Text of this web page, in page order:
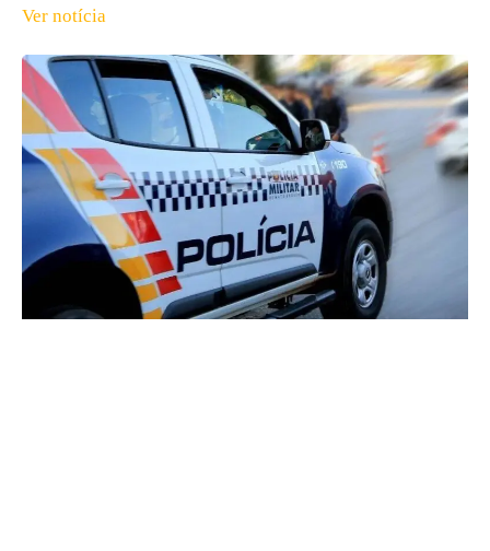
Ver notícia